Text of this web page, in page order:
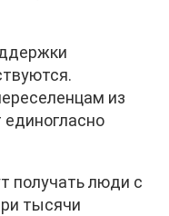
из
получать люди с
тысячи